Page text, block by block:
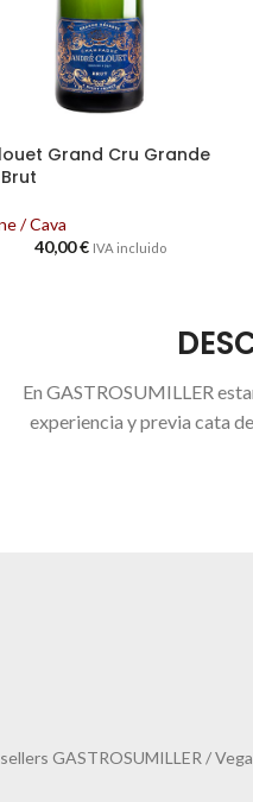
Grand Cru Grande
/ Cava
40,00€ IVA incluido
En GASTROSUMILLER
experiencia y previa cata de